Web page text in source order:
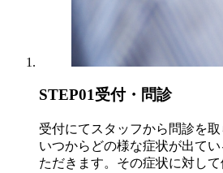
STEP01受付・問診
受付にてスタッフから問診を取
いつからどの様な症状が出て
ただきます。その症状に対し